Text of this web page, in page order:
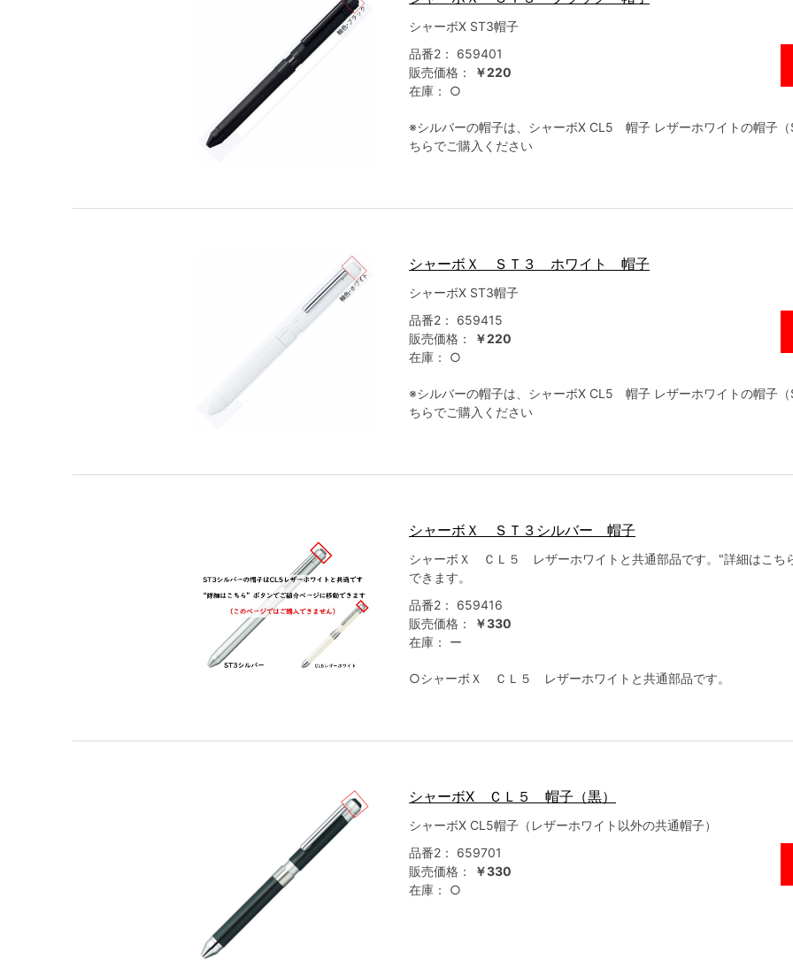
シャーボX ST3帽子
品番2：
659401
販売価格：
￥220
在庫：
○
※シルバーの帽子は、シャーボX CL5 帽子 レザーホワイトの帽子
ちらでご購入ください
シャーボＸ ＳＴ３ ホワイト 帽子
シャーボX ST3帽子
品番2：
659415
販売価格：
￥220
在庫：
○
※シルバーの帽子は、シャーボX CL5 帽子 レザーホワイトの帽子
ちらでご購入ください
シャーボＸ ＳＴ３シルバー 帽子
シャーボＸ ＣＬ５ レザーホワイトと共通部品です。"詳細はこち
できます。
品番2：
659416
販売価格：
￥330
在庫：
ー
○シャーボＸ ＣＬ５ レザーホワイトと共通部品です。
シャーボX ＣＬ５ 帽子（黒）
シャーボX CL5帽子（レザーホワイト以外の共通帽子）
品番2：
659701
販売価格：
￥330
在庫：
○